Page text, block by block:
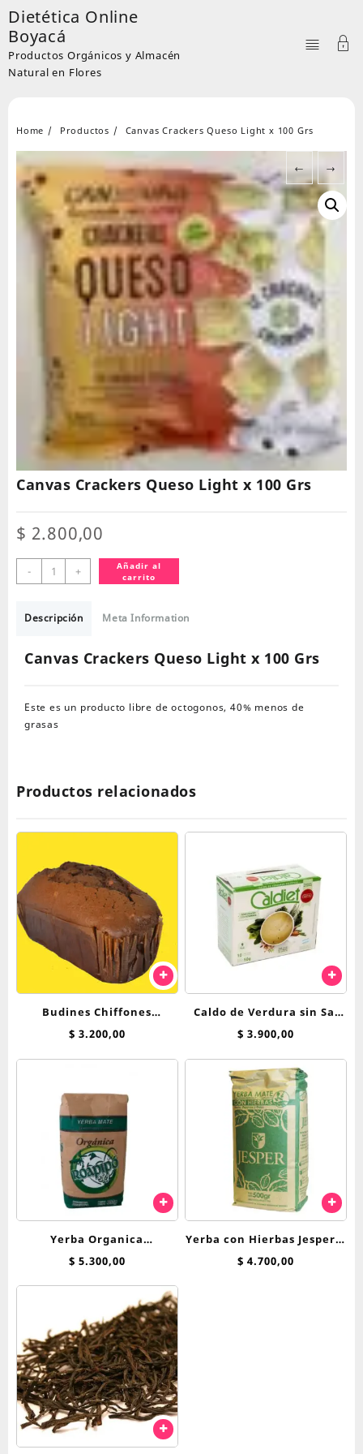
Skip
to
content
Dietética Online
Boyacá
Productos Orgánicos y Almacén
Natural en Flores
Home Productos Canvas Crackers Queso Light x 100 Grs
← →
Canvas Crackers Queso Light x 100 Grs
$ 2.800,00
-
Canvas
Crackers
Light
+
Añadir al
carrito
Descripción Meta Information
Canvas Crackers Queso Light x 100 Grs
Este es un producto libre de octogonos, 40% menos de
grasas
Productos relacionados
Budines Chiffones
Breadnet 250 Grs
$ 3.200,00
Caldo de Verdura sin Sal
Caldiet x 10 sobres
$ 3.900,00
Yerba Organica
Tradicional Roapipo 500 g
$ 5.300,00
Yerba con Hierbas Jesper x
500 g Menta, Peperina y
$ 4.700,00